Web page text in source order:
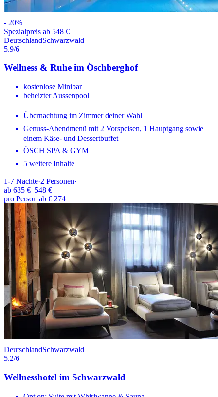
- 20%
Spezialpreis ab 548 €
DeutschlandSchwarzwald
5.9/6
Wellness & Ruhe im Öschberghof
kostenlose Minibar
beheizter Aussenpool
Übernachtung im Zimmer deiner Wahl
Genuss-Abendmenü mit 2 Vorspeisen, 1 Hauptgang sowie
einem Käse- und Dessertbuffet
ÖSCH SPA & GYM
5 weitere Inhalte
1-7 Nächte·2 Personen·
ab 685 € 548 €
pro Person ab € 274
DeutschlandSchwarzwald
5.2/6
Wellnesshotel im Schwarzwald